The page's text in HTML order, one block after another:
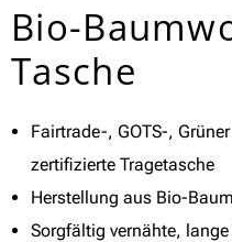
Bio-
Tasche
Fairtrade-, GOTS-,
zertifizierte Tragetasche
Herstellung aus Bio-
Sorgfältig vernähte, lange